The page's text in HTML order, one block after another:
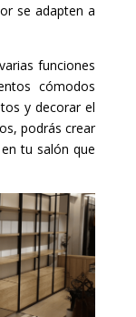
se adapten a
funciones
cómodos
y decorar el
podrás crear
en tu salón que